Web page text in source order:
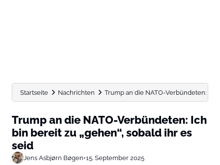
Startseite Nachrichten Trump an die NATO-Verbündeten: Ich
Trump an die NATO-Verbündeten: Ich
bin bereit zu „gehen“, sobald ihr es
seid
Jens Asbjørn Bøgen•15. September 2025